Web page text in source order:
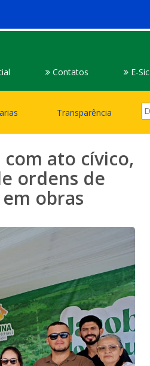
Contatos E-Sic
Transparência
com ato cívico,
ordens de
obras